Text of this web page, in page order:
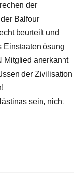
der
Balfour
beurteilt und
Einstaatenlösung
Mitglied anerkannt
der Zivilisation
sein, nicht